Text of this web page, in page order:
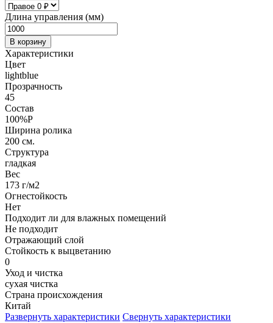
Длина управления (мм)
В корзину
Характеристики
Цвет
lightblue
Прозрачность
45
Состав
100%P
Ширина ролика
200 см.
Структура
гладкая
Вес
173 г/м2
Огнестойкость
Нет
Подходит ли для влажных помещений
Не подходит
Отражающий слой
Стойкость к выцветанию
0
Уход и чистка
сухая чистка
Страна происхождения
Китай
Развернуть характеристики Свернуть характеристики